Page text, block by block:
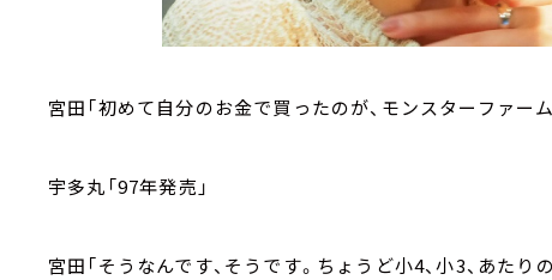
宮田「初めて自分のお金で買ったのが、モンスターファー
宇多丸「97年発売」
宮田「そうなんです、そうです。ちょうど小4、小3、あたり